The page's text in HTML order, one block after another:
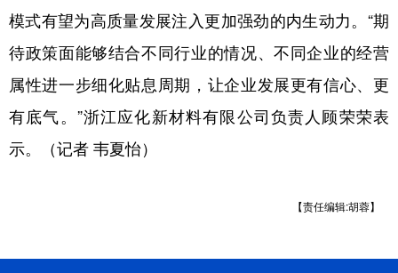
模式有望为高质量发展注入更加强劲的内生动力。“期
待政策面能够结合不同行业的情况、不同企业的经营
属性进一步细化贴息周期，让企业发展更有信心、更
有底气。”浙江应化新材料有限公司负责人顾荣荣表
示。（记者 韦夏怡）
【责任编辑:胡蓉】